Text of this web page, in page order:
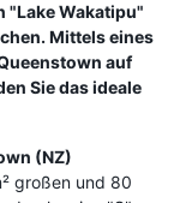
"Lake Wakatipu"
Mittels eines
auf
Sie das ideale
(NZ)
großen und 80